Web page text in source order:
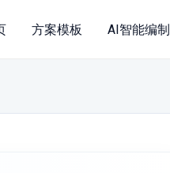
方案模板 AI智能编制